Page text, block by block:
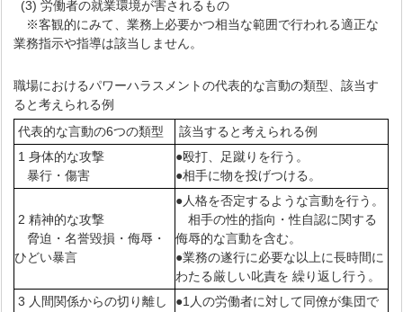
(3) 労働者の就業環境が害されるもの
※客観的にみて、業務上必要かつ相当な範囲で行われる適正な
業務指示や指導は該当しません。
職場におけるパワーハラスメントの代表的な言動の類型、該当す
ると考えられる例
代表的な言動の6つの類型
該当すると考えられる例
1 身体的な攻撃
暴行・傷害
●殴打、足蹴りを行う。
●相手に物を投げつける。
2 精神的な攻撃
脅迫・名誉毀損・侮辱・
ひどい暴言
●人格を否定するような言動を行う。
相手の性的指向・性自認に関する
侮辱的な言動を含む。
●業務の遂行に必要な以上に長時間に
わたる厳しい叱責を 繰り返し行う。
3 人間関係からの切り離し
●1人の労働者に対して同僚が集団で